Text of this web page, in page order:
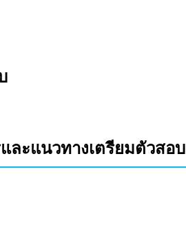
ละแนวทางเตรียมตัวสอบ